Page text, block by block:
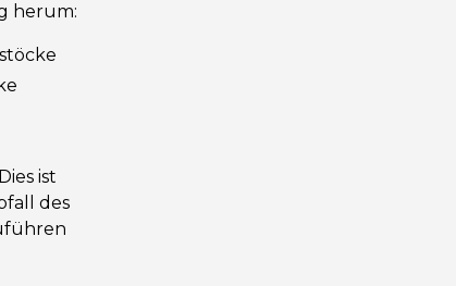
herum:
ist
des